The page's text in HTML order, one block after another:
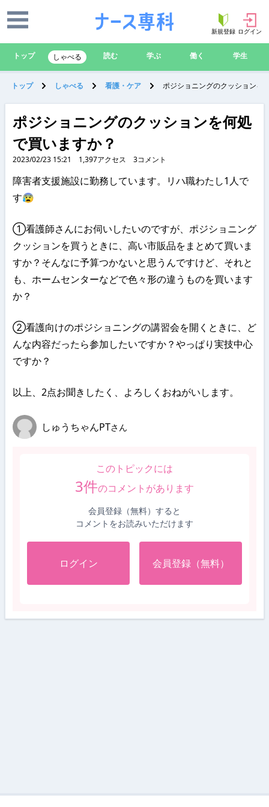
新規登録 ログイン
トップ しゃべる 読む 学ぶ 働く 学生
トップ しゃべる 看護・ケア ポジショニングのクッションを
ポジショニングのクッションを何処
で買いますか？
2023/02/23 15:21 1,397アクセス 3コメント
障害者支援施設に勤務しています。リハ職わたし1人で
す😰
①看護師さんにお伺いしたいのですが、ポジショニング
クッションを買うときに、高い市販品をまとめて買いま
すか？そんなに予算つかないと思うんですけど、それと
も、ホームセンターなどで色々形の違うものを買います
か？
②看護向けのポジショニングの講習会を開くときに、ど
んな内容だったら参加したいですか？やっぱり実技中心
ですか？
以上、2点お聞きしたく、よろしくおねがいします。
しゅうちゃんPTさん
このトピックには
3件のコメントがあります
会員登録（無料）すると
コメントをお読みいただけます
ログイン 会員登録（無料）